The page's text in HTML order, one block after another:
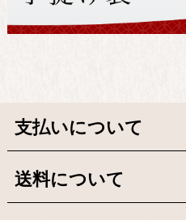
支払いについて
送料について